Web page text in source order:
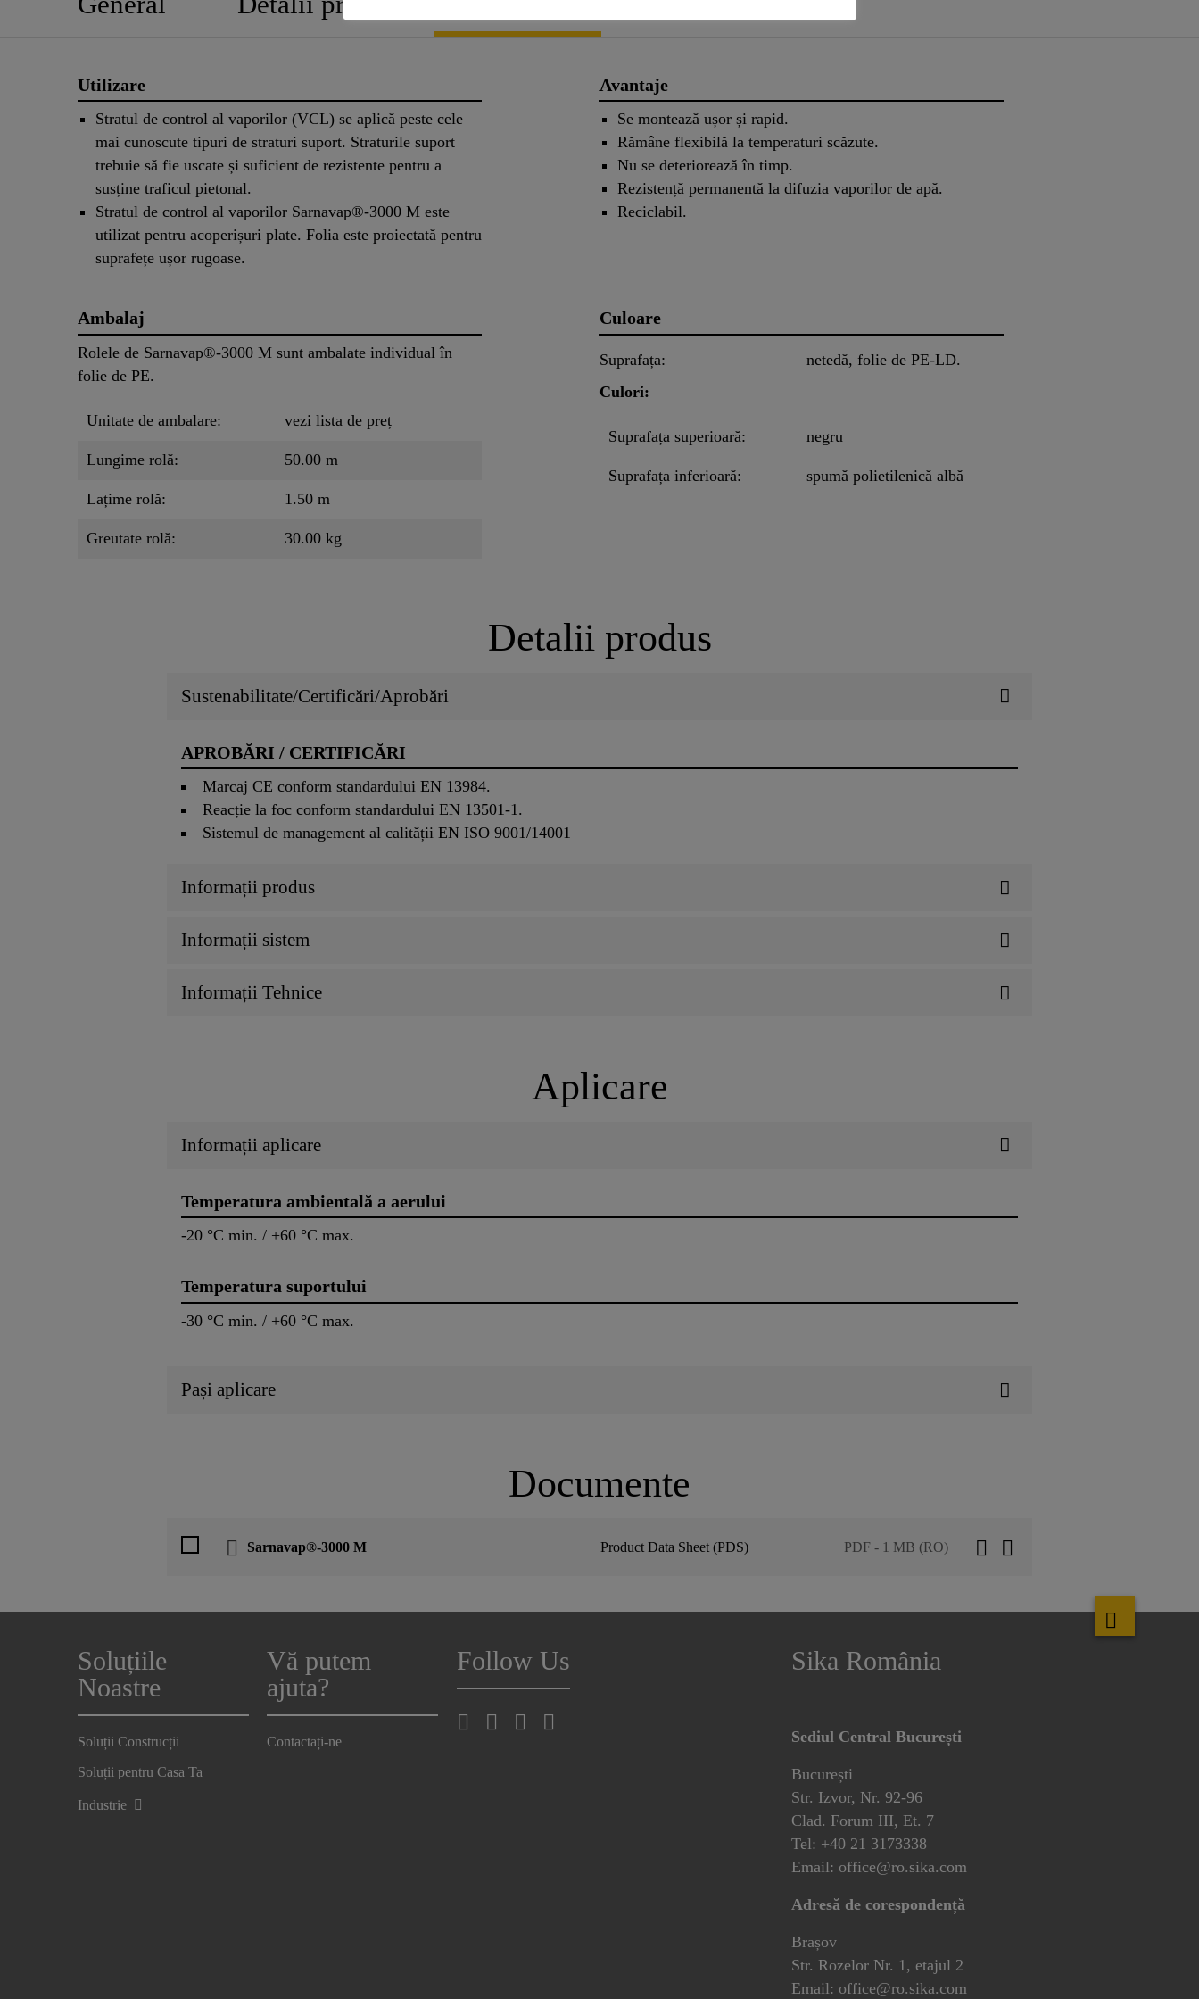
Utilizare
Stratul de control al vaporilor (VCL) se aplică peste cele
mai cunoscute tipuri de straturi suport. Straturile suport
trebuie să fie uscate și suficient de rezistente pentru a
susține traficul pietonal.
Stratul de control al vaporilor Sarnavap®-3000 M este
utilizat pentru acoperișuri plate. Folia este proiectată pentru
suprafețe ușor rugoase.
Avantaje
Se montează ușor și rapid.
Rămâne flexibilă la temperaturi scăzute.
Nu se deteriorează în timp.
Rezistență permanentă la difuzia vaporilor de apă.
Reciclabil.
Ambalaj
Rolele de Sarnavap®-3000 M sunt ambalate individual în
folie de PE.
Unitate de ambalare: vezi lista de preț
Lungime rolă: 50.00 m
Lațime rolă: 1.50 m
Greutate rolă: 30.00 kg
Culoare
Suprafața:
netedă, folie de PE-LD.
Culori:
Suprafața superioară: negru
Suprafața inferioară: spumă polietilenică albă
Detalii produs
Sustenabilitate/Certificări/Aprobări
APROBĂRI / CERTIFICĂRI
Marcaj CE conform standardului EN 13984.
Reacție la foc conform standardului EN 13501-1.
Sistemul de management al calității EN ISO 9001/14001
Informații produs
Informații sistem
Informații Tehnice
Aplicare
Informații aplicare
Temperatura ambientală a aerului
-20 °C min. / +60 °C max.
Temperatura suportului
-30 °C min. / +60 °C max.
Pași aplicare
Documente
Sarnavap®-3000 M Product Data Sheet (PDS) PDF - 1 MB (RO)
Soluțiile
Noastre
Soluții Construcții
Soluții pentru Casa Ta
Industrie
Vă putem
ajuta?
Contactați-ne
Follow Us Sika România
Sediul Central București
București
Str. Izvor, Nr. 92-96
Clad. Forum III, Et. 7
Tel: +40 21 3173338
Email: office@ro.sika.com
Adresă de corespondență
Brașov
Str. Rozelor Nr. 1, etajul 2
Email: office@ro.sika.com